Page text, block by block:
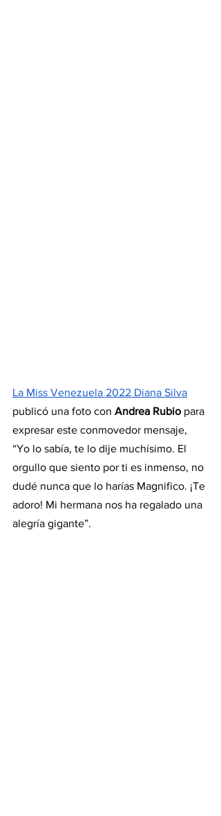
La Miss Venezuela 2022 Diana Silva
publicó una foto con Andrea Rubio para
expresar este conmovedor mensaje,
“Yo lo sabía, te lo dije muchísimo. El
orgullo que siento por ti es inmenso, no
dudé nunca que lo harías Magnifico. ¡Te
adoro! Mi hermana nos ha regalado una
alegría gigante”.